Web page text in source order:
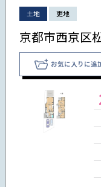
土地 更地
京都市西京区
お気に入りに追